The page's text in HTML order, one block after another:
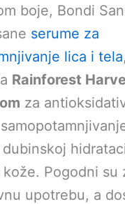
boje, Bondi
serume za
lica i tela
Rainforest
za
Pogodni su
upotrebu, a